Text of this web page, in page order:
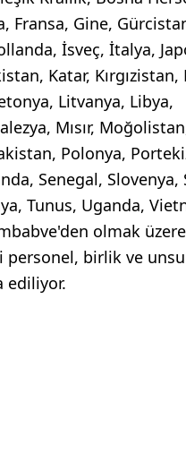
Fransa, Gine,
İsveç, İtalya,
Katar, Kırgızistan,
Litvanya, Libya,
Mısır,
Polonya,
Senegal, Slovenya,
Tunus, Uganda,
olmak
personel, birlik ve
ediliyor.